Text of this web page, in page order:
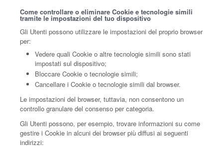
Come controllare o eliminare Cookie e tecnologie simili
tramite le impostazioni del tuo dispositivo
Gli Utenti possono utilizzare le impostazioni del proprio browser
per:
Vedere quali Cookie o altre tecnologie simili sono stati
impostati sul dispositivo;
Bloccare Cookie o tecnologie simili;
Cancellare i Cookie o tecnologie simili dal browser.
Le impostazioni del browser, tuttavia, non consentono un
controllo granulare del consenso per categoria.
Gli Utenti possono, per esempio, trovare informazioni su come
gestire i Cookie in alcuni dei browser più diffusi ai seguenti
indirizzi: